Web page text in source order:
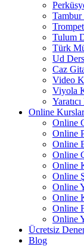
Tambur
Tulum
Türk
Ud
Caz
Video
Viyola
Online Kurslar
Online
Online
Online
Online
Online
Online
Online
Online
Online
Online
Ücretsiz
Blog